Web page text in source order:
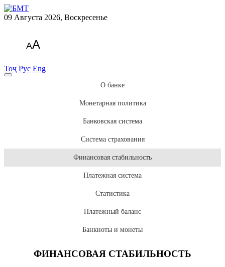
09 Августа 2026, Воскресенье
AA
Тоҷ Рус Eng
О банке
Монетарная политика
Банковская система
Система страхования
Финансовая стабильность
Платежная система
Статистика
Платежный баланс
Банкноты и монеты
ФИНАНСОВАЯ СТАБИЛЬНОСТЬ